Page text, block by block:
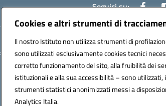
Cookies e altri strumenti di
Il nostro Istituto non utilizza strumenti di
sono utilizzati esclusivamente cookies tecnici
corretto funzionamento del sito, alla fruibilità dei
istituzionali e alla sua accessibilità – sono utilizzati,
strumenti statistici anonimizzati messi a
Analytics Italia.
Seguici su:
fgtd02000p@pec.istruzione.it